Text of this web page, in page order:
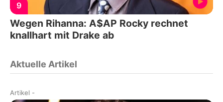
9
Wegen Rihanna: A$AP Rocky rechnet
knallhart mit Drake ab
Aktuelle Artikel
Artikel -